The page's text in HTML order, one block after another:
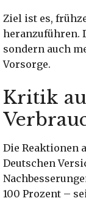
Ziel ist es,
heranzuführen.
sondern auch
Vorsorge.
Kritik
Die Reaktionen
Deutschen
100 Prozent –